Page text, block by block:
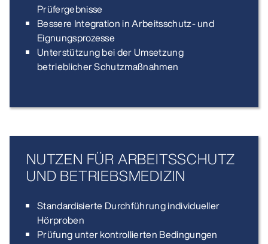
Prüfergebnisse
Bessere Integration in Arbeitsschutz- und
Eignungsprozesse
Unterstützung bei der Umsetzung
betrieblicher Schutzmaßnahmen
NUTZEN FÜR ARBEITSSCHUTZ
UND BETRIEBSMEDIZIN
Standardisierte Durchführung individueller
Hörproben
Prüfung unter kontrollierten Bedingungen